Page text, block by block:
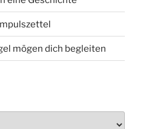
mögen dich begleiten